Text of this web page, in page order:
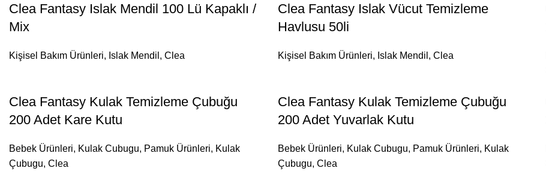
Clea Fantasy Islak Mendil 100 Lü Kapaklı /
Mix
Kişisel Bakım Ürünleri, Islak Mendil , Clea
Clea Fantasy Islak Vücut Temizleme
Havlusu 50li
Kişisel Bakım Ürünleri, Islak Mendil , Clea
Clea Fantasy Kulak Temizleme Çubuğu
200 Adet Kare Kutu
Bebek Ürünleri, Kulak Cubugu, Pamuk Ürünleri, Kulak
Çubugu, Clea
Clea Fantasy Kulak Temizleme Çubuğu
200 Adet Yuvarlak Kutu
Bebek Ürünleri, Kulak Cubugu, Pamuk Ürünleri, Kulak
Çubugu, Clea